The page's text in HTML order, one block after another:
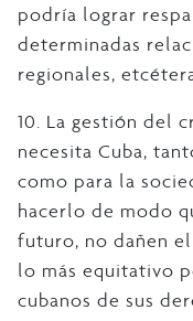
podría lograr
determinadas
regionales,
10. La gestión del
necesita Cuba,
como para la
hacerlo de modo
futuro, no dañen
lo más equitativo
cubanos de sus